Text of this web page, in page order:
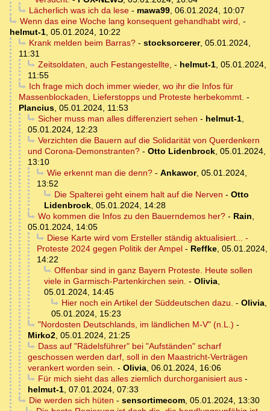
Lächerlich was ich da lese- mawa99, 06.01.2024, 10:07
Wenn das eine Woche lang konsequent gehandhabt wird, -
helmut-1, 05.01.2024, 10:22
Krank melden beim Barras?- stocksorcerer, 05.01.2024,
11:31
Zeitsoldaten, auch Festangestellte, - helmut-1, 05.01.2024,
11:55
Ich frage mich doch immer wieder, wo ihr die Infos für
Massenblockaden, Lieferstopps und Proteste herbekommt. -
Plancius, 05.01.2024, 11:53
Sicher muss man alles differenziert sehen - helmut-1,
05.01.2024, 12:23
Verzichten die Bauern auf die Solidarität von Querdenkern
und Corona-Demonstranten? - Otto Lidenbrock, 05.01.2024,
13:10
Wie erkennt man die denn?- Ankawor, 05.01.2024,
13:52
Die Spalterei geht einem halt auf die Nerven - Otto
Lidenbrock, 05.01.2024, 14:28
Wo kommen die Infos zu den Bauerndemos her?- Rain,
05.01.2024, 14:05
Diese Karte wird vom Ersteller ständig aktualisiert... -
Proteste 2024 gegen Politik der Ampel - Reffke, 05.01.2024,
14:22
Offenbar sind in ganz Bayern Proteste. Heute sollen
viele in Garmisch-Partenkirchen sein. - Olivia,
05.01.2024, 14:45
Hier noch ein Artikel der Süddeutschen dazu. - Olivia,
05.01.2024, 15:23
"Nordosten Deutschlands, im ländlichen M-V" (n.L.) -
Mirko2, 05.01.2024, 21:25
Dass auf "Rädelsführer" bei "Aufständen" scharf
geschossen werden darf, soll in den Maastricht-Verträgen
verankert worden sein. - Olivia, 06.01.2024, 16:06
Für mich sieht das alles ziemlich durchorganisiert aus-
helmut-1, 07.01.2024, 07:33
Die werden sich hüten - sensortimecom, 05.01.2024, 13:30